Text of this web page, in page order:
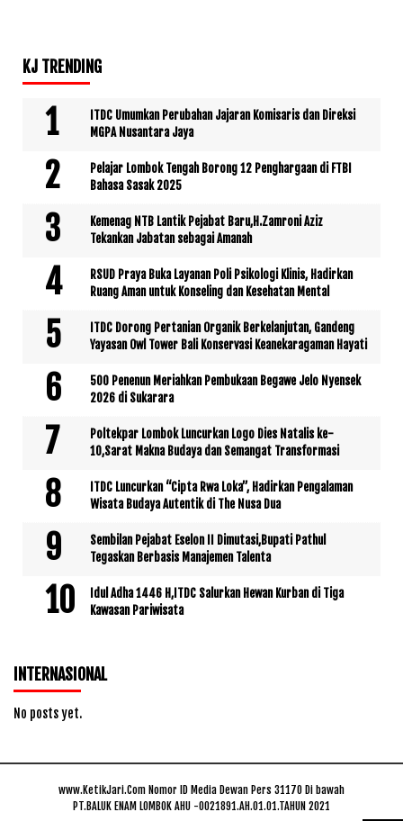
KJ TRENDING
ITDC Umumkan Perubahan Jajaran Komisaris dan Direksi
MGPA Nusantara Jaya
Pelajar Lombok Tengah Borong 12 Penghargaan di FTBI
Bahasa Sasak 2025
Kemenag NTB Lantik Pejabat Baru,H.Zamroni Aziz
Tekankan Jabatan sebagai Amanah
RSUD Praya Buka Layanan Poli Psikologi Klinis, Hadirkan
Ruang Aman untuk Konseling dan Kesehatan Mental
ITDC Dorong Pertanian Organik Berkelanjutan, Gandeng
Yayasan Owl Tower Bali Konservasi Keanekaragaman Hayati
500 Penenun Meriahkan Pembukaan Begawe Jelo Nyensek
2026 di Sukarara
Poltekpar Lombok Luncurkan Logo Dies Natalis ke-
10,Sarat Makna Budaya dan Semangat Transformasi
ITDC Luncurkan “Cipta Rwa Loka”, Hadirkan Pengalaman
Wisata Budaya Autentik di The Nusa Dua
Sembilan Pejabat Eselon II Dimutasi,Bupati Pathul
Tegaskan Berbasis Manajemen Talenta
Idul Adha 1446 H,ITDC Salurkan Hewan Kurban di Tiga
Kawasan Pariwisata
INTERNASIONAL
No posts yet.
www.KetikJari.Com Nomor ID Media Dewan Pers 31170 Di bawah
PT.BALUK ENAM LOMBOK AHU -0021891.AH.01.01.TAHUN 2021